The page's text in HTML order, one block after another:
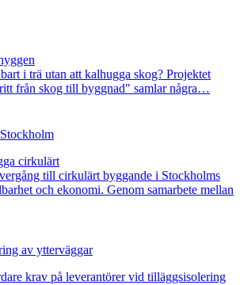
i trä utan att kalhugga skog? Projektet
från skog till byggnad" samlar några…
cirkulärt
till cirkulärt byggande i Stockholms
och ekonomi. Genom samarbete mellan
krav på leverantörer vid tilläggsisolering